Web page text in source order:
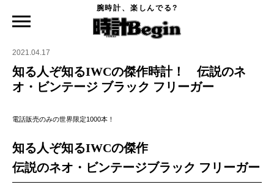
腕時計、楽しんでる?
知る人ぞ知るIWCの傑作時計！ 伝説のネオ・ビンテージ ブラック フリーガー
2021.04.17
知る人ぞ知るIWCの傑作時計！ 伝説のネ
オ・ビンテージ ブラック フリーガー
電話販売のみの世界限定1000本！
知る人ぞ知るIWCの傑作
伝説のネオ・ビンテージブラック フリーガー